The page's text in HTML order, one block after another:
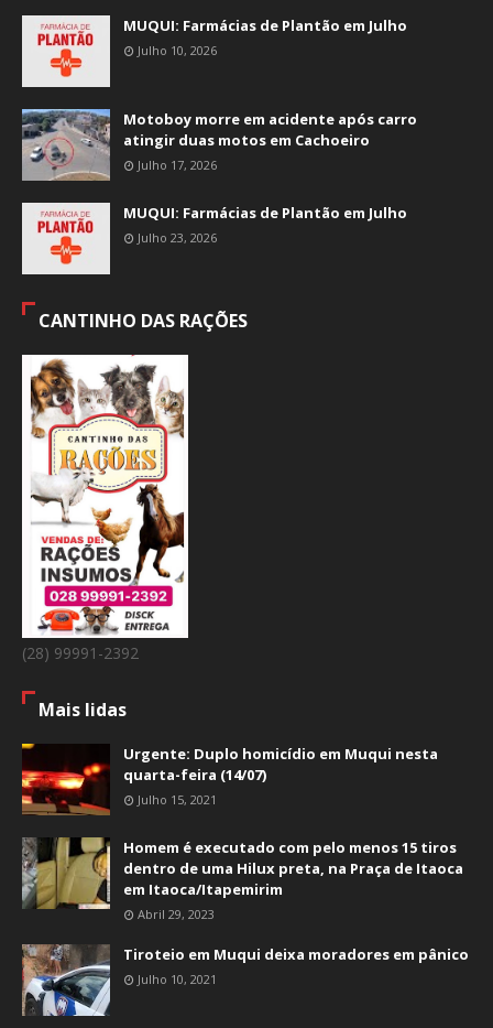
MUQUI: Farmácias de Plantão em Julho
Julho 10, 2026
Motoboy morre em acidente após carro
atingir duas motos em Cachoeiro
Julho 17, 2026
MUQUI: Farmácias de Plantão em Julho
Julho 23, 2026
CANTINHO DAS RAÇÕES
(28) 99991-2392
Mais lidas
Urgente: Duplo homicídio em Muqui nesta
quarta-feira (14/07)
Julho 15, 2021
Homem é executado com pelo menos 15 tiros
dentro de uma Hilux preta, na Praça de Itaoca
em Itaoca/Itapemirim
Abril 29, 2023
Tiroteio em Muqui deixa moradores em pânico
Julho 10, 2021